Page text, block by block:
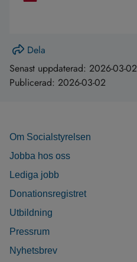
Dela
Senast uppdaterad: 2026-03-02
Publicerad: 2026-03-02
Om Socialstyrelsen
Jobba hos oss
Lediga jobb
Donationsregistret
Utbildning
Pressrum
Nyhetsbrev